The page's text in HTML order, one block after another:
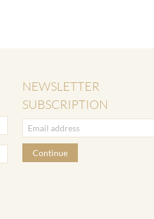
NEWSLETTER
SUBSCRIPTION
Continue